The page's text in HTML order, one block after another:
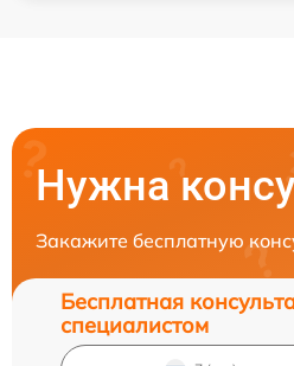
Нужна
Закажите бесплатную
Бесплатная
специалистом